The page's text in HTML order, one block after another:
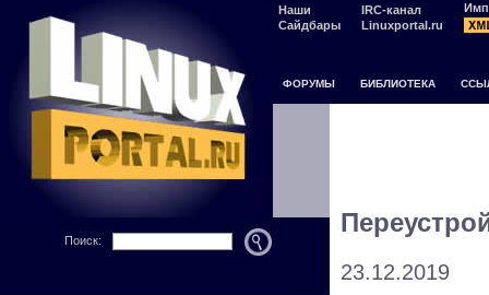
Наши
Сайдбары
IRC-канал
Linuxportal.ru
ФОРУМЫ БИБЛИОТЕКА
Поиск:
23.12.2019